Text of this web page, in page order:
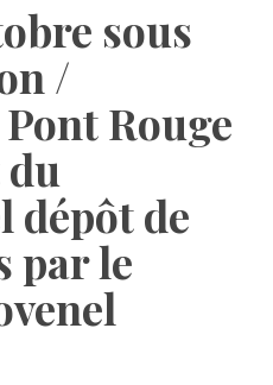
sous
/
Rouge
de
par le